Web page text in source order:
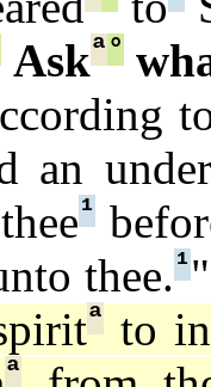
Askª°
an
¹
thee.¹
ª to
ª